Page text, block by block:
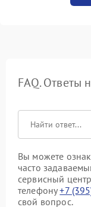
FAQ. Ответы
Вы можете
часто
сервисный
телефону+7
свой вопрос.